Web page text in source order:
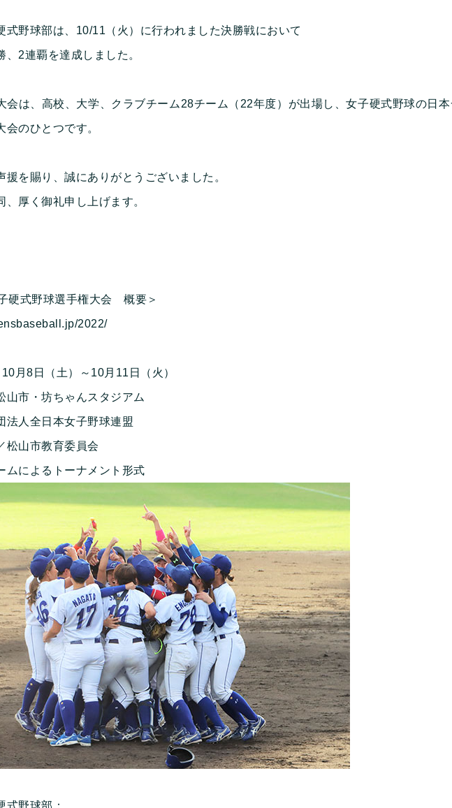
式野球部は、10/11（火）に行われました決勝戦において
、2連覇を達成しました。
会は、高校、大学、クラブチーム28チーム（22年度）が出場し、女子硬式野球の日本
会のひとつです。
援を賜り、誠にありがとうございました。
厚く御礼申し上げます。
硬式野球選手権大会 概要＞
2022/
月8日（土）～10月11日（火）
市・坊ちゃんスタジアム
人全日本女子野球連盟
山市教育委員会
ムによるトーナメント形式
式野球部：